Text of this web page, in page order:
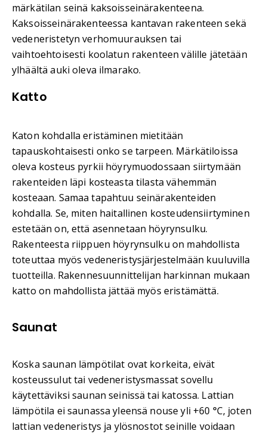
märkätilan seinä kaksoisseinärakenteena.
Kaksoisseinärakenteessa kantavan rakenteen sekä
vedeneristetyn verhomuurauksen tai
vaihtoehtoisesti koolatun rakenteen välille jätetään
ylhäältä auki oleva ilmarako.
Katto
Katon kohdalla eristäminen mietitään
tapauskohtaisesti onko se tarpeen. Märkätiloissa
oleva kosteus pyrkii höyrymuodossaan siirtymään
rakenteiden läpi kosteasta tilasta vähemmän
kosteaan. Samaa tapahtuu seinärakenteiden
kohdalla. Se, miten haitallinen kosteudensiirtyminen
estetään on, että asennetaan höyrynsulku.
Rakenteesta riippuen höyrynsulku on mahdollista
toteuttaa myös vedeneristysjärjestelmään kuuluvilla
tuotteilla. Rakennesuunnittelijan harkinnan mukaan
katto on mahdollista jättää myös eristämättä.
Saunat
Koska saunan lämpötilat ovat korkeita, eivät
kosteussulut tai vedeneristysmassat sovellu
käytettäviksi saunan seinissä tai katossa. Lattian
lämpötila ei saunassa yleensä nouse yli +60 °C, joten
lattian vedeneristys ja ylösnostot seinille voidaan